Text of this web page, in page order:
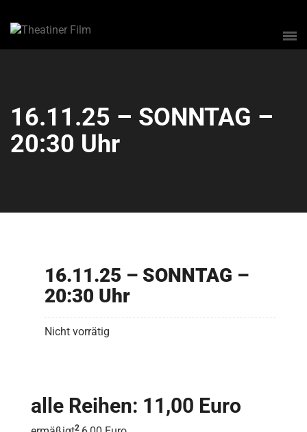
16.11.25 – SONNTAG –
20:30 Uhr
16.11.25 – SONNTAG –
20:30 Uhr
Nicht vorrätig
alle Reihen: 11,00 Euro
2